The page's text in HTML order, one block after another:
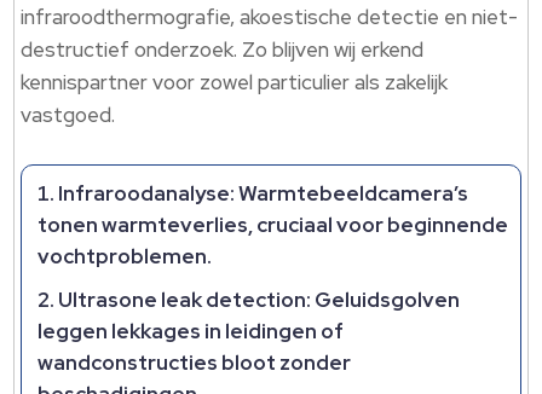
infraroodthermografie, akoestische detectie en niet-
destructief onderzoek.​ Zo blijven wij erkend
kennispartner voor zowel particulier als zakelijk
vastgoed.​
Infraroodanalyse: Warmtebeeldcamera’s
tonen warmteverlies, cruciaal voor beginnende
vochtproblemen.​
Ultrasone leak detection: Geluidsgolven
leggen lekkages in leidingen of
wandconstructies bloot zonder